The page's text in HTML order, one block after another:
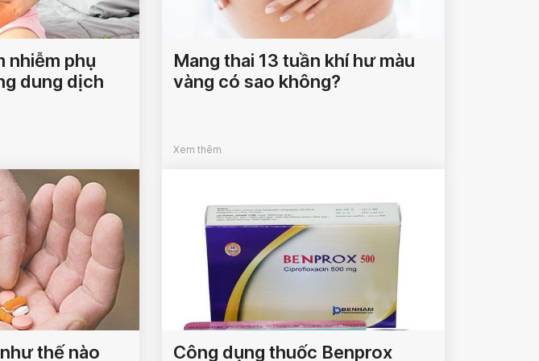
nhiễm phụ
dung dịch
Mang thai 13 tuần khí hư màu
vàng có sao không?
Xem thêm
thế nào Công dụng thuốc Benprox